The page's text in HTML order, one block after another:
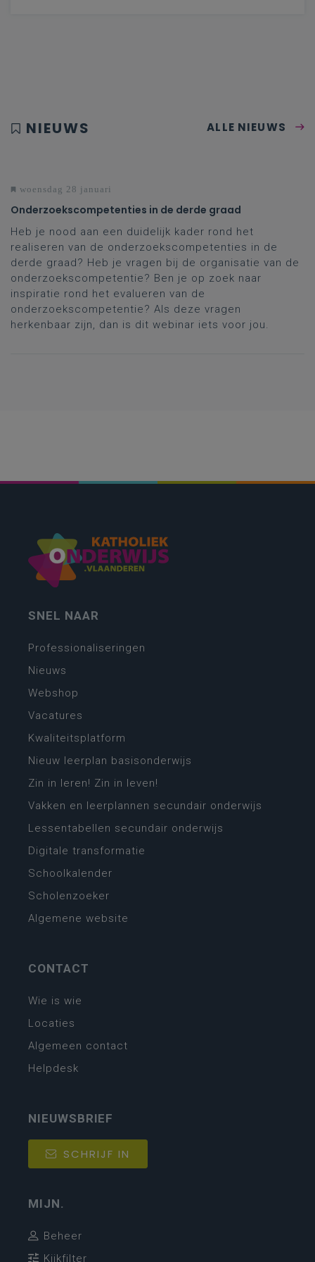
NIEUWS ALLE NIEUWS
woensdag 28 januari
Onderzoekscompetenties in de derde graad
Heb je nood aan een duidelijk kader rond het
realiseren van de onderzoekscompetenties in de
derde graad? Heb je vragen bij de organisatie van de
onderzoekscompetentie? Ben je op zoek naar
inspiratie rond het evalueren van de
onderzoekscompetentie? Als deze vragen
herkenbaar zijn, dan is dit webinar iets voor jou.
SNEL NAAR
Professionaliseringen
Nieuws
Webshop
Vacatures
Kwaliteitsplatform
Nieuw leerplan basisonderwijs
Zin in leren! Zin in leven!
Vakken en leerplannen secundair onderwijs
Lessentabellen secundair onderwijs
Digitale transformatie
Schoolkalender
Scholenzoeker
Algemene website
CONTACT
Wie is wie
Locaties
Algemeen contact
Helpdesk
NIEUWSBRIEF
SCHRIJF IN
MIJN.
Beheer
Kijkfilter